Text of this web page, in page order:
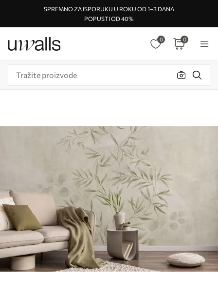
SPREMNO ZA ISPORUKU U ROKU OD 1–3 DANA
POPUSTI OD 40%
0 0